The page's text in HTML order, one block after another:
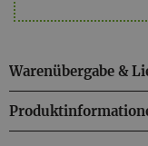
Warenübergabe &